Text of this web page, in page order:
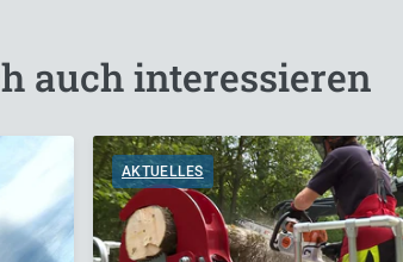
auch interessieren
AKTUELLES